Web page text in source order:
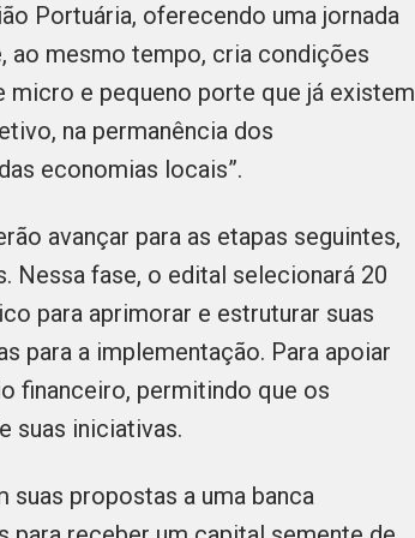
Portuária, oferecendo uma jornada
ao mesmo tempo, cria condições
micro e pequeno porte que já existem
na permanência dos
economias locais”.
avançar para as etapas seguintes,
Nessa fase, o edital selecionará 20
para aprimorar e estruturar suas
para a implementação. Para apoiar
financeiro, permitindo que os
suas iniciativas.
propostas a uma banca